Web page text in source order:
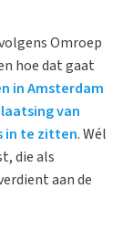
Omroep
hoe dat gaat
in Amsterdam
van
in te zitten. Wél
die als
aan de